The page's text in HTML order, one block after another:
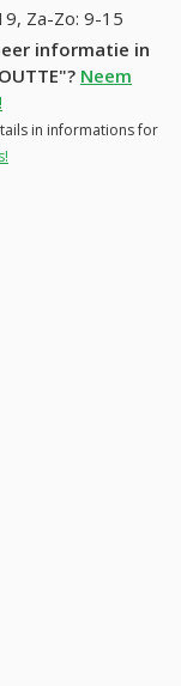
Za-Zo: 9-15
informatie in
Neem
in informations for